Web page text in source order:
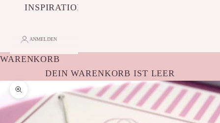
INSPIRATIONEN
ANMELDEN
WARENKORB
DEIN WARENKORB IST LEER
Bild vergrößern